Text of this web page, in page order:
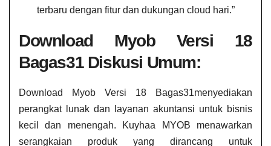
terbaru dengan fitur dan dukungan cloud hari.”
Download Myob Versi 18
Bagas31 Diskusi Umum:
Download Myob Versi 18 Bagas31menyediakan
perangkat lunak dan layanan akuntansi untuk bisnis
kecil dan menengah. Kuyhaa MYOB menawarkan
serangkaian produk yang dirancang untuk